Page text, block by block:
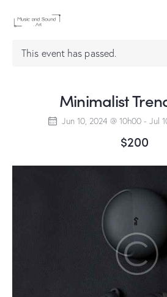
This event has passed.
Minimalist
Jun 10, 2024 @ 10h00- Jul
$200